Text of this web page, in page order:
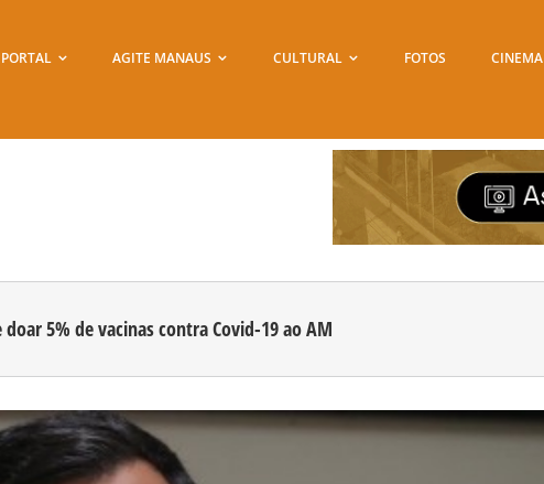
PORTAL AGITE MANAUS CULTURAL FOTOS CINEMA
5% de vacinas contra Covid-19 ao AM